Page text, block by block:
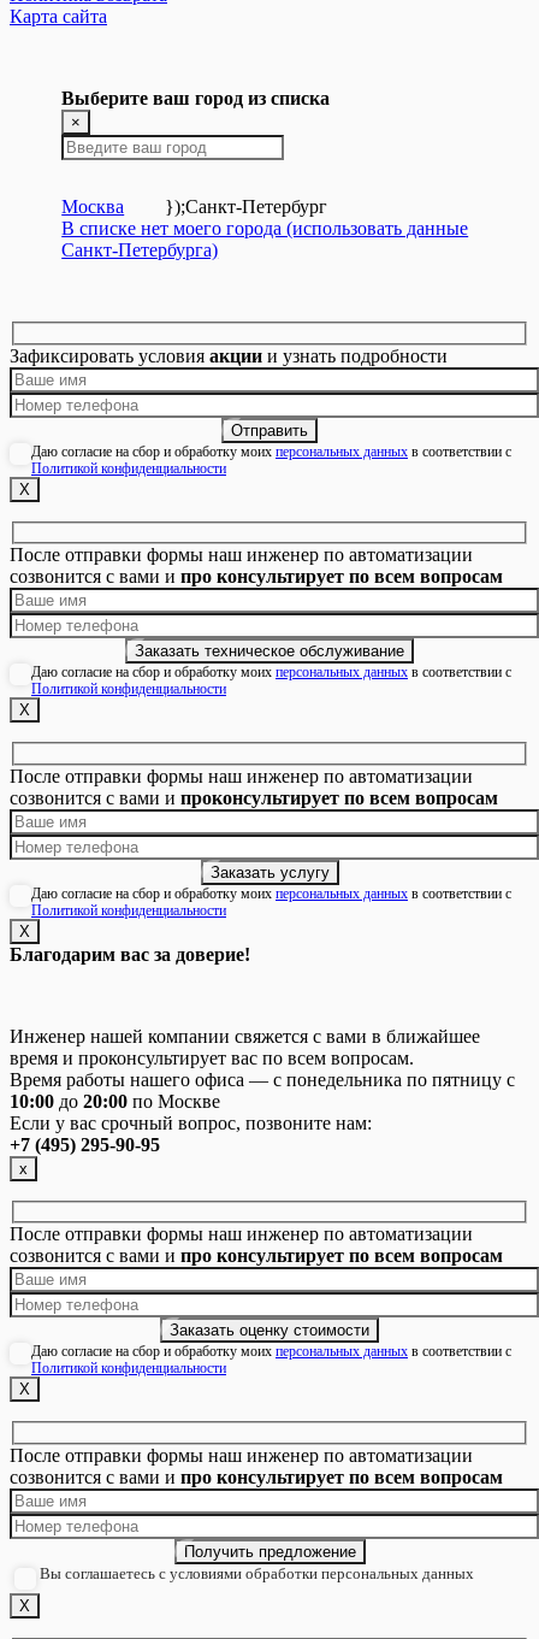
Карта сайта
Выберите ваш город из списка
×
Москва });Санкт-Петербург
В списке нет моего города (использовать данные
Санкт-Петербурга)
Зафиксировать условия акции и узнать подробности
Даю согласие на сбор и обработку моих персональных данных в соответствии с
Политикой конфиденциальности
Х
После отправки формы наш инженер по автоматизации
созвонится с вами и про консультирует по всем вопросам
Даю согласие на сбор и обработку моих персональных данных в соответствии с
Политикой конфиденциальности
Х
После отправки формы наш инженер по автоматизации
созвонится с вами и проконсультирует по всем вопросам
Даю согласие на сбор и обработку моих персональных данных в соответствии с
Политикой конфиденциальности
Х
Благодарим вас за доверие!
Инженер нашей компании свяжется с вами в ближайшее
время и проконсультирует вас по всем вопросам.
Время работы нашего офиса — с понедельника по пятницу с
10:00 до 20:00 по Москве
Если у вас срочный вопрос, позвоните нам:
+7 (495) 295-90-95
х
После отправки формы наш инженер по автоматизации
созвонится с вами и про консультирует по всем вопросам
Даю согласие на сбор и обработку моих персональных данных в соответствии с
Политикой конфиденциальности
Х
После отправки формы наш инженер по автоматизации
созвонится с вами и про консультирует по всем вопросам
Вы соглашаетесь с условиями обработки персональных данных
Х